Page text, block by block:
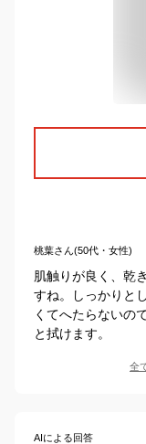
桃葉さん(50代・女性)
肌触りが良く、乾
すね。しっかりと
くてへたらないの
と拭けます。
全
AIによる回答